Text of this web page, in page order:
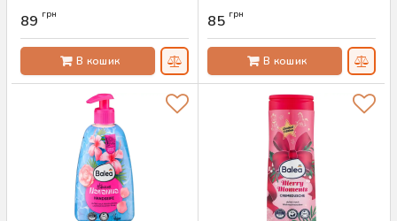
89 грн
В кошик
85 грн
В кошик